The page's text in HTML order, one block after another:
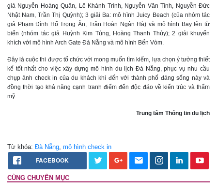
giả Nguyễn Hoàng Quân, Lê Khánh Trình, Nguyễn Văn Tính, Nguyễn Đức
Nhật Nam, Trần Thị Quỳnh); 3 giải Ba: mô hình Juicy Beach (của nhóm tác
giả Phạm Đình Hổ Trọng Ân, Trần Hoàn Ngân Hà) và mô hình Bay lên từ
biển (nhóm tác giả Huỳnh Kim Tùng, Hoàng Thanh Thủy); 2 giải khuyến
khích với mô hình Arch Gate Đà Nẵng và mô hình Bến Vòm.
Đây là cuộc thi được tổ chức với mong muốn tìm kiếm, lựa chọn ý tưởng thiết
kế tốt nhất cho việc xây dựng mô hình du lịch Đà Nẵng, phục vụ nhu cầu
chụp ảnh check in của du khách khi đến với thành phố đáng sống này và
đồng thời tạo khả năng cạnh tranh điểm đến độc đáo về kiến trúc và thẩm
mỹ.
Trung tâm Thông tin du lịch
Từ khóa: Đà Nẵng, mô hình check in
FACEBOOK
CÙNG CHUYÊN MỤC